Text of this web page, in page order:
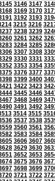
3146 3147
3169 3170
3192 3193
3215 3216
3238 3239
3261 3262
3284 3285
3307 3308
3330 3331
3353 3354
3376 3377
3399 3400
3422 3423
3445 3446
3468 3469
3491 3492
3514 3515
3537 3538
3560 3561
3583 3584
3606 3607
3629 3630
3652 3653
3675 3676
3698 3699
3721 3722